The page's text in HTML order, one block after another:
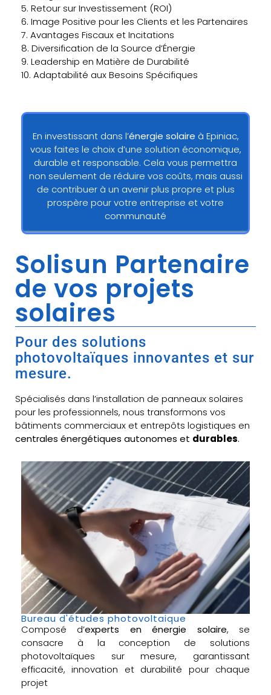
5. Retour sur Investissement (ROI)
6. Image Positive pour les Clients et les Partenaires
7. Avantages Fiscaux et Incitations
8. Diversification de la Source d’Énergie
9. Leadership en Matière de Durabilité
10. Adaptabilité aux Besoins Spécifiques
En investissant dans l’énergie solaire à Epiniac,
vous faites le choix d’une solution économique,
durable et responsable. Cela vous permettra
non seulement de réduire vos coûts, mais aussi
de contribuer à un avenir plus propre et plus
prospère pour votre entreprise et votre
communauté
Solisun Partenaire
de vos projets
solaires
Pour des solutions
photovoltaïques innovantes et sur
mesure.
Spécialisés dans l’installation de panneaux solaires
pour les professionnels, nous transformons vos
bâtiments commerciaux et entrepôts logistiques en
centrales énergétiques autonomes et durables.
Bureau d'études photovoltaique
Composé d’experts en énergie solaire, se
consacre à la conception de solutions
photovoltaïques sur mesure, garantissant
efficacité, innovation et durabilité pour chaque
projet